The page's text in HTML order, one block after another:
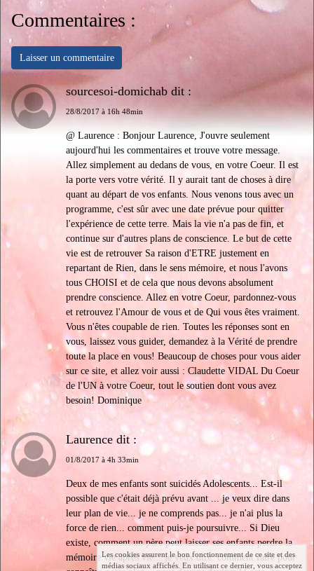
Commentaires :
Laisser un commentaire
sourcesoi-domichab dit :
28/8/2017 à 16h 48min
@ Laurence : Bonjour Laurence, J'ouvre seulement
aujourd'hui les commentaires et trouve votre message.
Allez simplement au dedans de vous, en votre Coeur. Il est
la porte vers votre vérité. Il y aurait tant de choses à dire
quant au départ de vos enfants. Nous venons tous avec un
programme, c'est sûr avec une date prévue pour quitter
l'expérience de cette terre. Mais la vie n'a pas de fin, et
continue sur d'autres plans de conscience. Le but de cette
vie est de retrouver Sa raison d'ETRE justement en
repartant de Rien, dans le sens mémoire, et nous l'avons
tous CHOISI et de cela que nous devons absolument
prendre conscience. Allez en votre Coeur, pardonnez-vous
et retrouvez l'Amour de vous et de Qui vous êtes vraiment.
Vous n'êtes coupable de rien. Toutes les réponses sont en
vous, laissez vous guider, demandez à la Vérité de prendre
toute la place en vous! Beaucoup de choses pour vous aider
sur ce site, et allez voir aussi : Claudette VIDAL Du Coeur
de l'UN à votre Coeur, tout le soutien dont vous avez
besoin! Dominique
Laurence dit :
01/8/2017 à 4h 33min
Deux de mes enfants sont suicidés Adolescents... Est-il
possible que c'était déjà prévu avant ... je veux dire dans
leur plan de vie... je ne comprends pas... je n'ai plus la
force de rien... comment puis-je poursuivre... Si Dieu
existe, comment un père peut laisser ses enfants perdre la
mémoire vie après vie... je veux dire: comment faire pour
Les cookies assurent le bon fonctionnement de ce site et des
médias sociaux affichés. En utilisant ce dernier, vous acceptez